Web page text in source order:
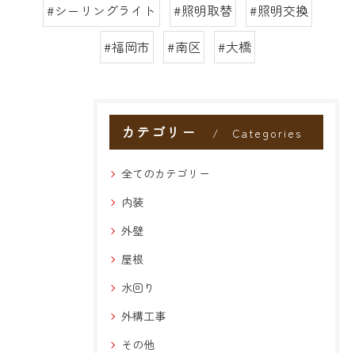
#シーリングライト
#照明取替
#照明交換
#福岡市
#南区 #大橋
カテゴリー Categories
全てのカテゴリー
内装
外壁
屋根
水回り
外構工事
その他